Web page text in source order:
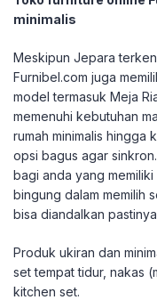
minimalis
Meskipun Jepara
Furnibel.com juga
model termasuk Meja
memenuhi kebutuhan
rumah minimalis hingga
opsi bagus agar
bagi anda yang
bingung dalam memilih
bisa diandalkan
Produk ukiran dan
set tempat tidur, nakas
kitchen set.